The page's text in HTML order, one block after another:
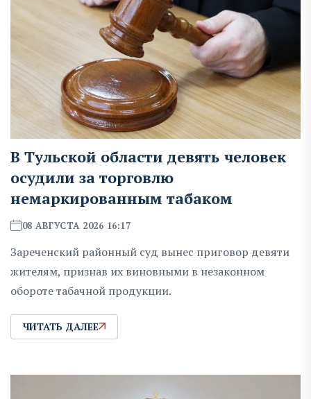
В Тульской области девять человек
осудили за торговлю
немаркированным табаком
08 АВГУСТА 2026 16:17
Зареченский районный суд вынес приговор девяти
жителям, признав их виновными в незаконном
обороте табачной продукции.
ЧИТАТЬ ДАЛЕЕ